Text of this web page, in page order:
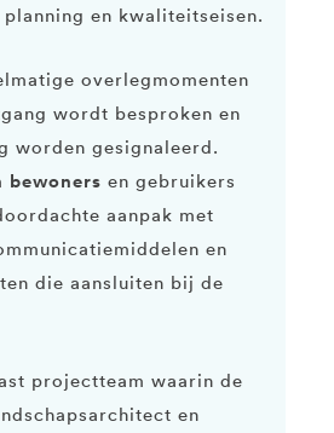
en kwaliteitseisen.
overlegmomenten
wordt besproken en
worden gesignaleerd.
bewoners en gebruikers
aanpak met
en
die aansluiten bij de
projectteam waarin de
en